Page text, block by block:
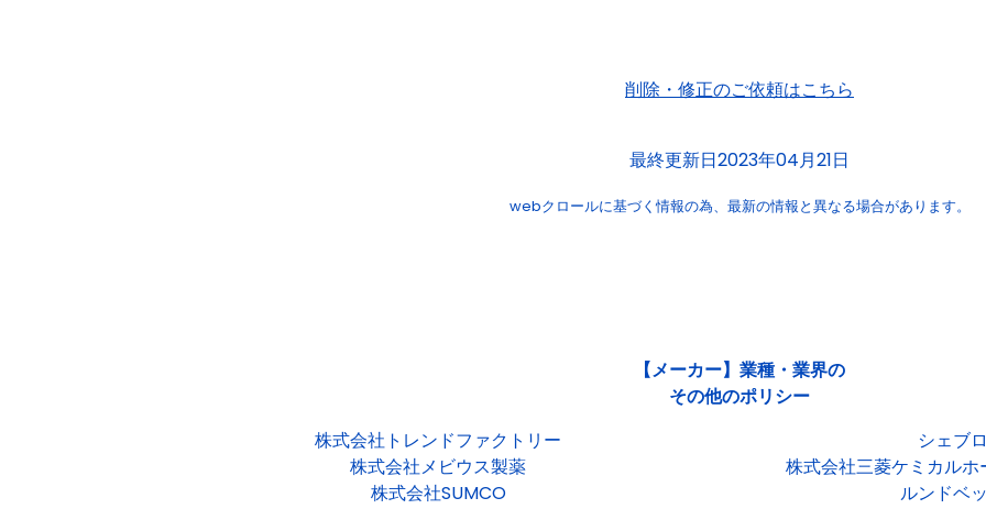
削除・修正のご依頼はこちら
最終更新日2023年04月21日
webクロールに基づく情報の為、 最新の情報と異なる場合があります。
【メーカー】業種・業界の
その他のポリシー
株式会社トレンドファクトリー
シェブ
株式会社メビウス製薬
株式会社三菱ケミカル
株式会社SUMCO
ルンドベ